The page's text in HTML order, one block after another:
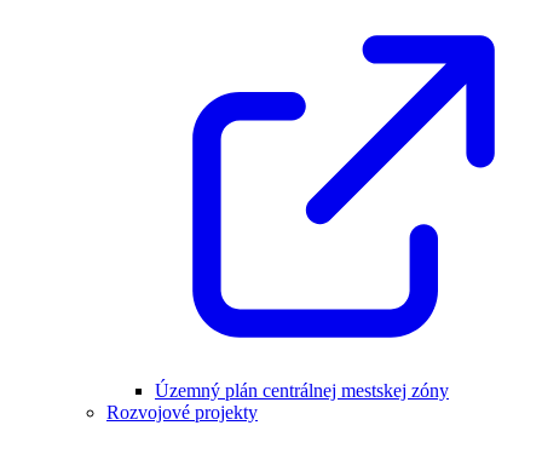
Územný plán centrálnej mestskej zóny
Rozvojové projekty